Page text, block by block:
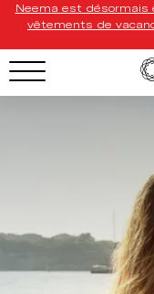
Neema est désormais
vêtements de